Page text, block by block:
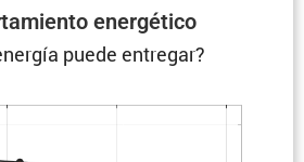
energético
puede entregar?